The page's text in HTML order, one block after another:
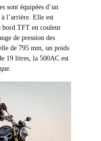
sont équipées d’un
l’arrière. Elle est
bord TFT en couleur
de pression des
de 795 mm, un poids
19 litres, la 500AC est